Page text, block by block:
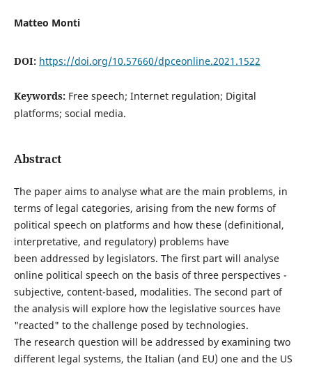
Matteo Monti
DOI: https://doi.org/10.57660/dpceonline.2021.1522
Keywords: Free speech; Internet regulation; Digital
platforms; social media.
Abstract
The paper aims to analyse what are the main problems, in
terms of legal categories, arising from the new forms of
political speech on platforms and how these (definitional,
interpretative, and regulatory) problems have
been addressed by legislators. The first part will analyse
online political speech on the basis of three perspectives -
subjective, content-based, modalities. The second part of
the analysis will explore how the legislative sources have
"reacted" to the challenge posed by technologies.
The research question will be addressed by examining two
different legal systems, the Italian (and EU) one and the US